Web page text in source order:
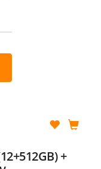
+